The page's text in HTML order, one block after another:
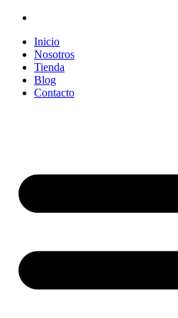
Inicio
Nosotros
Tienda
Blog
Contacto